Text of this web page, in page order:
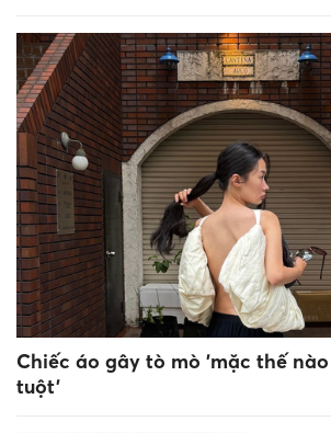
Chiếc áo gây tò mò 'mặc thế
tuột'